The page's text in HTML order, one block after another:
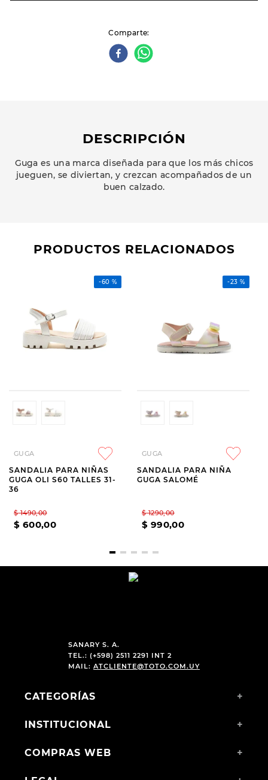
Comparte
DESCRIPCIÓN
Guga es una marca diseñada para que los más chicos
jueguen, se diviertan, y crezcan acompañados de un
buen calzado.
PRODUCTOS RELACIONADOS
-60 %
GUGA
SANDALIA PARA NIÑAS
GUGA OLI S60 TALLES 31-
36
$ 1490,00
$ 600,00
-23 %
GUGA
SANDALIA PARA NIÑA
GUGA SALOMÉ
$ 1290,00
$ 990,00
SANARY S. A.
TEL.: (+598) 2511 2291 INT 2
MAIL: ATCLIENTE@TOTO.COM.UY
CATEGORÍAS +
INSTITUCIONAL +
COMPRAS WEB +